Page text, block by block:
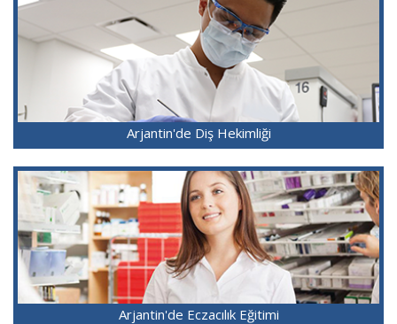
Arjantin'de Diş Hekimliği
Arjantin'de Eczacılık Eğitimi